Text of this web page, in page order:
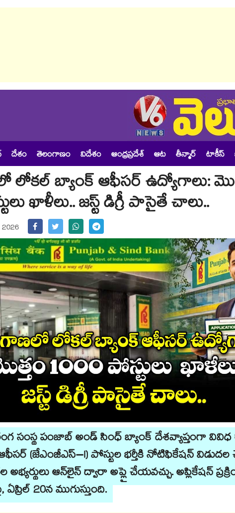
దేశం తెలంగాణం విదేశం ఆంధ్రప్రదేశ్ ఆట తీన్మార్ టాకీస్
లోకల్ బ్యాంక్ ఆఫీసర్ ఉద్యోగాలు:
ఖాళీలు.. జస్ట్ డిగ్రీ పాసైతే చాలు..
2026
సంస్థ పంజాబ్ అండ్ సింధ్​ బ్యాంక్ దేశవ్యాప్తంగా వివిధ
(జేఎంజీఎస్–I) పోస్టుల భర్తీకి నోటిఫికేషన్ విడుదల
అభ్యర్థులు ఆన్​లైన్ ద్వారా అప్లై చేయవచ్చు. అప్లికేషన్
20న ముగుస్తుంది.